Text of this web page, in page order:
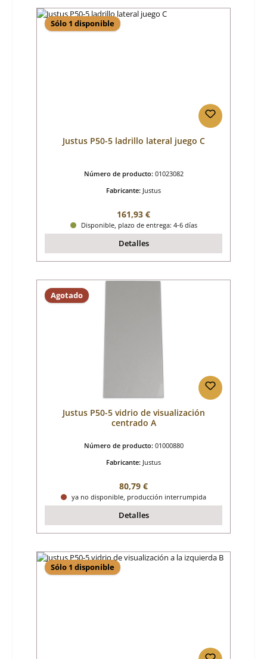
Sólo 1 disponible
Justus P50-5 ladrillo lateral juego C
Número de producto: 01023082
Fabricante: Justus
Precio normal:
161,93 €
Disponible, plazo de entrega: 4-6 días
Detalles
Agotado
Justus P50-5 vidrio de visualización
centrado A
Número de producto: 01000880
Fabricante: Justus
Precio normal:
80,79 €
ya no disponible, producción interrumpida
Detalles
Sólo 1 disponible